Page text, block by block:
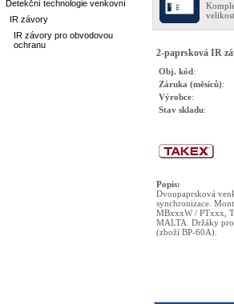
Detekční technologie venkovní
IR závory
IR závory pro obvodovou
ochranu
2-paprsková IR
Obj. kód:
Záruka (měsíců):
Výrobce:
Stav skladu:
Popis:
Dvoupaprsková
synchronizace.
MBxxxW / PTxxx,
MALTA. Držáky pro
(zboží BP-60A).